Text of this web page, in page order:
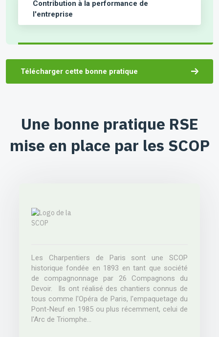
Contribution à la performance de
l'entreprise
Télécharger cette bonne pratique
Une bonne pratique RSE
mise en place par les SCOP
Les Charpentiers de Paris sont une SCOP
historique fondée en 1893 en tant que société
de compagnonnage par 26 Compagnons du
Devoir. Ils ont réalisé des chantiers connus de
tous comme l'Opéra de Paris, l'empaquetage du
Pont-Neuf en 1985 ou plus récemment, celui de
l'Arc de Triomphe...